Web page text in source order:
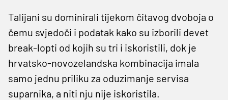
Talijani su dominirali tijekom čitavog dvoboja o
čemu svjedoči i podatak kako su izborili devet
break-lopti od kojih su tri i iskoristili, dok je
hrvatsko-novozelandska kombinacija imala
samo jednu priliku za oduzimanje servisa
suparnika, a niti nju nije iskoristila.